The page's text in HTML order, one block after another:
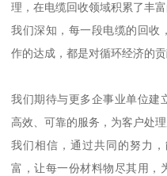
理，在电缆回收领域积累了丰富
我们深知，每一段电缆的回收
作的达成，都是对循环经济的贡
我们期待与更多企事业单位建
高效、可靠的服务，为客户处
我们相信，通过共同的努力
富，让每一份材料物尽其用，